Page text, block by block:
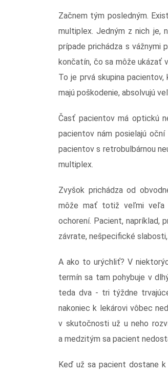
Začnem tým posledným.
multiplex. Jedným z nich je,
prípade prichádza s vážnymi
končatín, čo sa môže ukázať
To je prvá skupina
majú poškodenie, absolvujú
Časť pacientov má optickú
pacientov nám posielajú
pacientov s retrobulbárnou
multiplex.
Zvyšok prichádza od
môže mať totiž veľmi veľa
ochorení. Pacient, napríklad,
závrate, nešpecifické
A ako to urýchliť? V
termín sa tam pohybuje v
teda dva - tri týždne
nakoniec k lekárovi vôbec
v skutočnosti už u neho
a medzitým sa pacient
Keď už sa pacient dostane k